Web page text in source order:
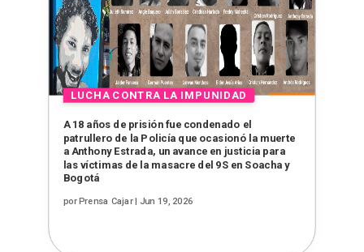
A 18 años de prisión fue condenado el
patrullero de la Policía que ocasionó la muerte
a Anthony Estrada, un avance en justicia para
las víctimas de la masacre del 9S en Soacha y
Bogotá
porPrensa Cajar| Jun 19, 2026